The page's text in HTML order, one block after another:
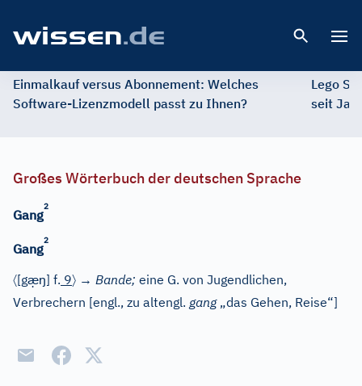
Einmalkauf versus Abonnement: Welches
Software-Lizenzmodell passt zu Ihnen?
Lego
seit
Großes Wörterbuch der deutschen Sprache
Gang
2
Gang
2
〈[gæ̣ŋ] f. 9〉 → Bande; eine G. von Jugendlichen,
Verbrechern [engl., zu altengl. gang„das Gehen, Reise“]